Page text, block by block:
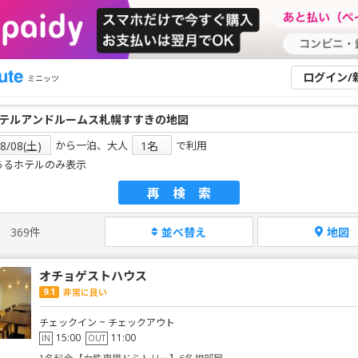
ミニッツ ログイン/
から一泊、大人
で利用
るホテルのみ表示
再検索
369件 並べ替え 地図
オチョゲストハウス
9.1 非常に良い
チェックイン ~ チェックアウト
IN 15:00 OUT 11:00